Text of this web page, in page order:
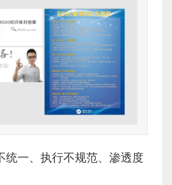
统一、执行不规范、渗透度